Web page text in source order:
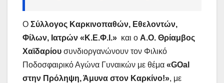
Ο Σύλλογος Καρκινοπαθών, Εθελοντών,
Φίλων, Ιατρών «Κ.Ε.Φ.Ι.» και ο Α.Ο. Θρίαμβος
Χαϊδαρίου συνδιοργανώνουν τον Φιλικό
Ποδοσφαιρικό Αγώνα Γυναικών με θέμα «GΟal
στην Πρόληψη, Άμυνα στον Καρκίνο!», με